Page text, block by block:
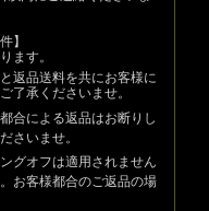
】
ます。
返品送料を共にお客様に
了承くださいませ。
合による返品はお断りし
さいませ。
グオフは適用されません
お客様都合のご返品の場